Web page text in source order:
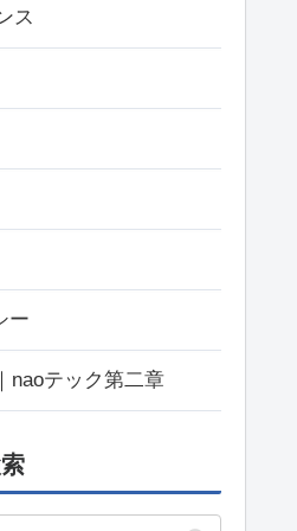
ス
ー
naoテック第二章